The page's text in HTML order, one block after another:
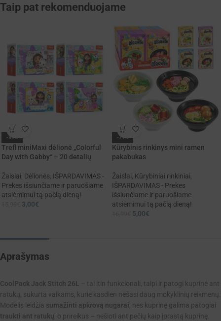
Taip pat rekomenduojame
-81%
Trefl miniMaxi dėlionė „Colorful
Day with Gabby“ – 20 detalių
Žaislai, Dėlionės, IŠPARDAVIMAS -
Prekes išsiunčiame ir paruošiame
atsiėmimui tą pačią dieną!
3,00€
-71%
Kūrybinis rinkinys mini ramen
pakabukas
Žaislai, Kūrybiniai rinkiniai,
IŠPARDAVIMAS - Prekes
išsiunčiame ir paruošiame
atsiėmimui tą pačią dieną!
5,00€
Aprašymas
CoolPack Jack Stitch 26L – tai itin funkcionali, talpi ir patogi kuprinė ant
ratukų, sukurta vaikams, kurie kasdien nešasi daug mokyklinių reikmenų.
Modelis leidžia sumažinti apkrovą nugarai, nes kuprinę galima patogiai
traukti ant ratukų, o prireikus – nešioti ant pečių kaip įprastą kuprinę.